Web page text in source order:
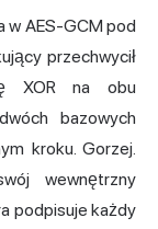
w AES-GCM pod
przechwycił
XOR na obu
bazowych
kroku. Gorzej.
wewnętrzny
podpisuje każdy